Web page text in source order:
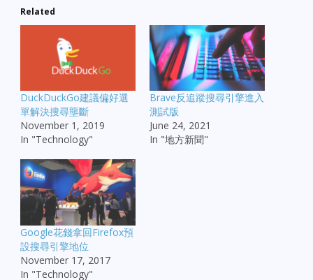
Related
DuckDuckGo建議偏好選
單解決搜尋壟斷
November 1, 2019
In "Technology"
Brave反追蹤搜尋引擎進入
測試版
June 24, 2021
In "地方新聞"
Google花錢拿回Firefox預
設搜尋引擎地位
November 17, 2017
In "Technology"